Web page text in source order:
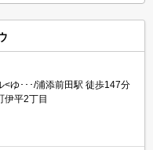
<ゆ･･･/浦添前田駅 徒歩147分
伊平2丁目